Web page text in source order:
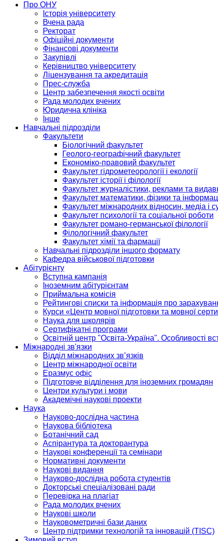
Про ОНУ
Історія університету
Вчена рада
Ректорат
Офіційні документи
Фінансові документи
Закупівлі
Керівництво університету
Ліцензування та акредитація
Прес-служба
Центр забезпечення якості освіти
Рада молодих вчених
Юридична клініка
Інше
Навчальні підрозділи
Факультети
Біологічний факультет
Геолого-географічний факультет
Економіко-правовий факультет
Факультет гідрометеорології і екології
Факультет історії і філології
Факультет журналістики, реклами та
Факультет математики, фізики та
Факультет міжнародних відносин, медіа і
Факультет психології та соціальної роботи
Факультет романо-германської філології
Філологічний факультет
Факультет хімії та фармації
Навчальні підрозділи іншого формату
Кафедра військової підготовки
Абітурієнту
Вступна кампанія
Іноземним абітурієнтам
Приймальна комісія
Рейтингові списки та інформація про
Курси «Центр мовної підготовки та мовної
Наука для школярів
Сертифікатні програми
Освітній центр "Освіта-Україна". Особливості
Міжнародні зв'язки
Відділ міжнародних зв’язків
Центр міжнародної освіти
Еразмус офіс
Підготовче відділення для іноземних громадян
Центри культури і мови
Академічні наукові проекти
Наука
Науково-дослідна частина
Наукова бібліотека
Ботанічний сад
Аспірантура та докторантура
Наукові конференції та семінари
Нормативні документи
Наукові видання
Науково-дослідна робота студентів
Докторські спеціалізовані ради
Перевірка на плагіат
Рада молодих вчених
Наукові школи
Науковометричні бази даних
Центр підтримки технологій та інновацій (TISC)